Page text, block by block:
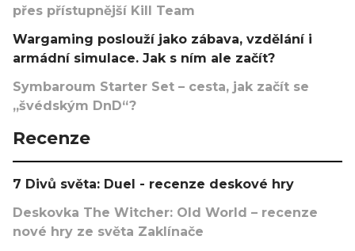
přes přístupnější Kill Team
Wargaming poslouží jako zábava, vzdělání i
armádní simulace. Jak s ním ale začít?
Symbaroum Starter Set – cesta, jak začít se
„švédským DnD“?
Recenze
7 Divů světa: Duel - recenze deskové hry
Deskovka The Witcher: Old World – recenze
nové hry ze světa Zaklínače